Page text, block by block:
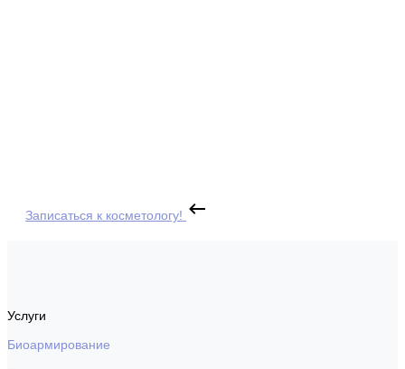
Записаться к косметологу!
Услуги
Биоармирование